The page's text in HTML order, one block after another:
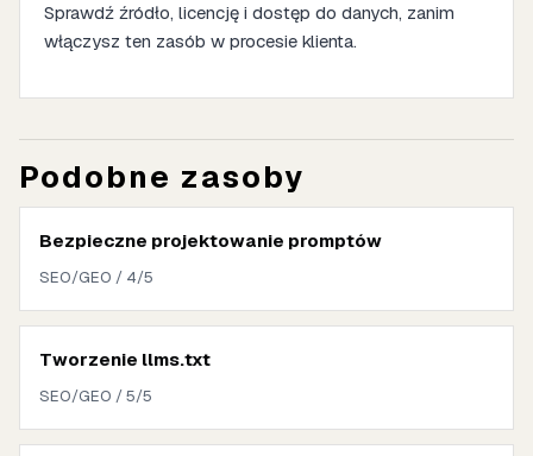
Sprawdź źródło, licencję i dostęp do danych, zanim
włączysz ten zasób w procesie klienta.
Podobne zasoby
Bezpieczne projektowanie promptów
SEO/GEO / 4/5
Tworzenie llms.txt
SEO/GEO / 5/5